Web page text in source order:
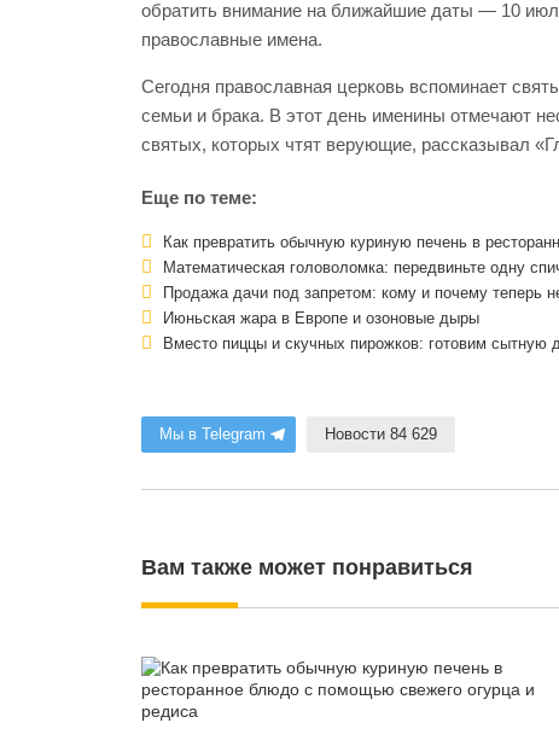
обратить внимание на ближайшие даты — 10
православные имена.
Сегодня православная церковь вспоминает
семьи и брака. В этот день именины отмечают
святых, которых чтят верующие, рассказывал
Еще по теме:
Как превратить обычную куриную печень в
Математическая головоломка: передвиньте одну
Продажа дачи под запретом: кому и почему теперь
Июньская жара в Европе и озоновые дыры
Вместо пиццы и скучных пирожков: готовим
Мы в Telegram Новости 84 629
Вам также может понравиться